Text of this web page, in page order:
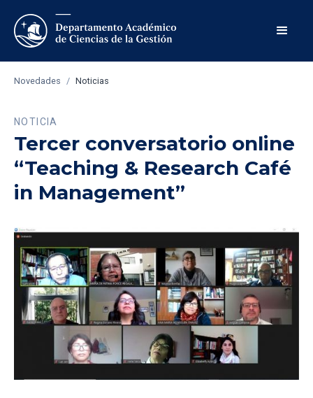
Novedades / Noticias
NOTICIA
Tercer conversatorio online
“Teaching & Research Café
in Management”